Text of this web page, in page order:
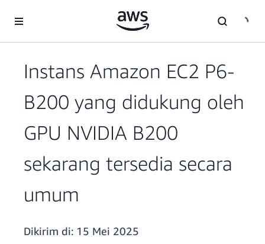
Instans Amazon EC2 P6-
B200 yang didukung oleh
GPU NVIDIA B200
sekarang tersedia secara
umum
Dikirim di: 15 Mei 2025